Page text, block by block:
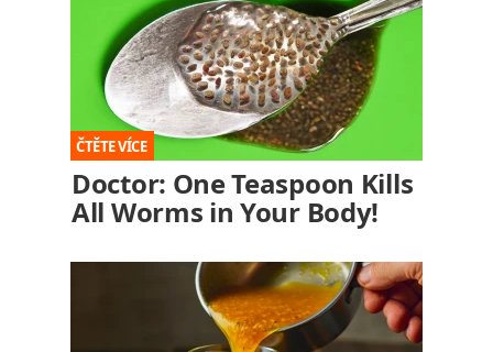
Doctor: One Teaspoon Kills
All Worms in Your Body!